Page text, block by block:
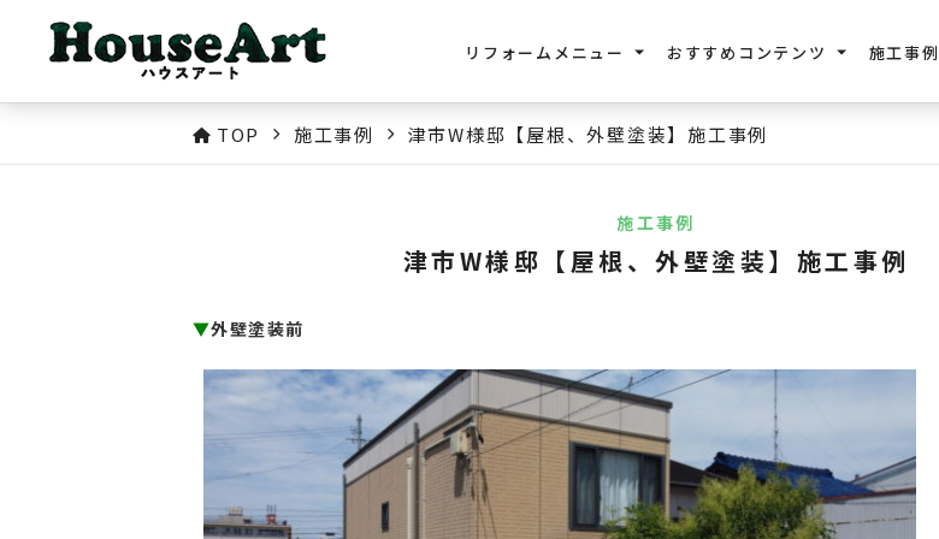
リフォームメニュー おすすめコンテンツ 施工事例
TOP 施工事例 津市W様邸【屋根、外壁塗装】施工事例
施工事例
津市W様邸【屋根、外壁塗装】施工事例
▼外壁塗装前